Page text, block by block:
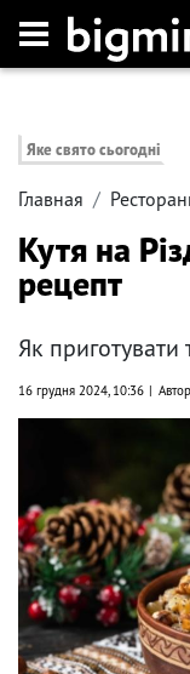
Яке свято сьогодні
Главная
Кутя на
рецепт
Як приготувати
16 грудня 2024, 10:36